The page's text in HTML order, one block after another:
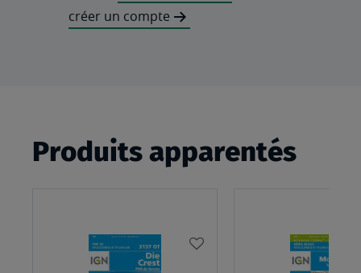
créer un compte
Produits apparentés